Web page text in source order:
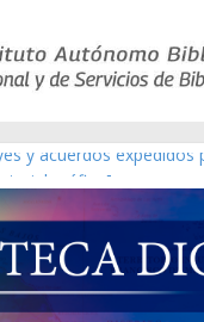
y acuerdos
gráfico]
[material gráfico]
la República de
de obras de Modesta